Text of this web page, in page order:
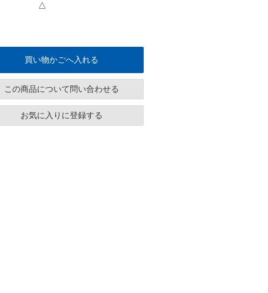
△
買い物かごへ入れる
この商品について問い合わせる
お気に入りに登録する